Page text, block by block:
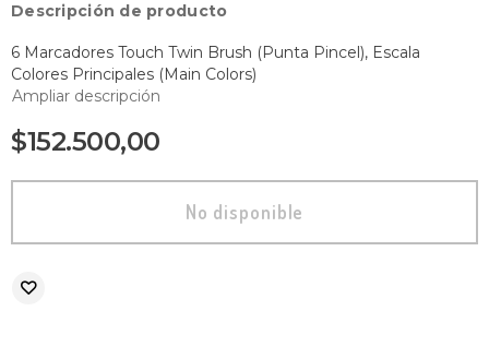
Descripción de producto
6 Marcadores Touch Twin Brush (Punta Pincel), Escala
Colores Principales (Main Colors)
Ampliar descripción
$152.500,00